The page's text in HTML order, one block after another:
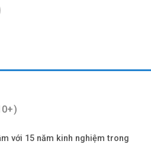
với 15 năm kinh nghiệm trong